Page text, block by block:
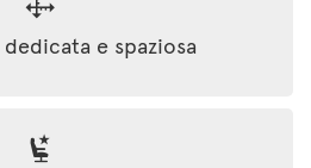
e spaziosa